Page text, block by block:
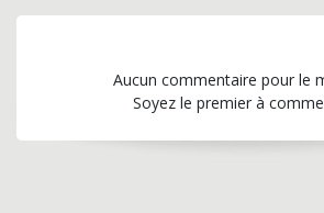
Aucun commentaire pour le
Soyez le premier à